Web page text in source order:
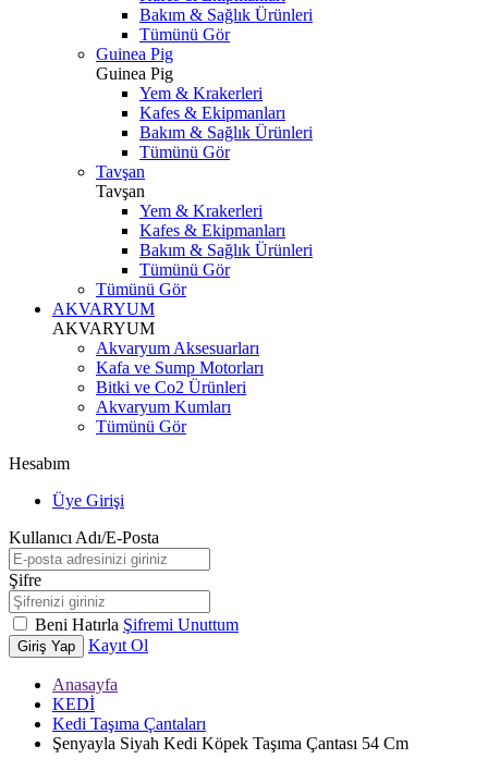
Bakım & Sağlık Ürünleri
Tümünü Gör
Guinea Pig
Guinea Pig
Yem & Krakerleri
Kafes & Ekipmanları
Bakım & Sağlık Ürünleri
Tümünü Gör
Tavşan
Tavşan
Yem & Krakerleri
Kafes & Ekipmanları
Bakım & Sağlık Ürünleri
Tümünü Gör
Tümünü Gör
AKVARYUM
AKVARYUM
Akvaryum Aksesuarları
Kafa ve Sump Motorları
Bitki ve Co2 Ürünleri
Akvaryum Kumları
Tümünü Gör
Hesabım
Üye Girişi
Kullanıcı Adı/E-Posta
Şifre
Beni Hatırla Şifremi Unuttum
Giriş Yap Kayıt Ol
Anasayfa
KEDİ
Kedi Taşıma Çantaları
Şenyayla Siyah Kedi Köpek Taşıma Çantası 54 Cm